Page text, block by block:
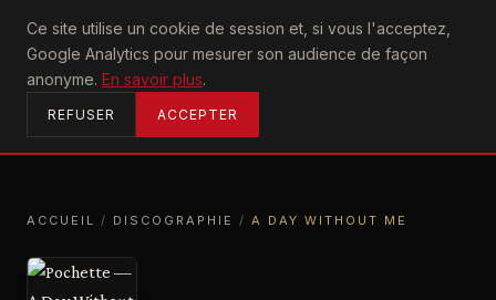
Ce site utilise un cookie de session et, si vous l'acceptez,
Google Analytics pour mesurer son audience de façon
anonyme. En savoir plus.
REFUSER ACCEPTER
U2achtung
ACCUEIL
ACCUEIL / DISCOGRAPHIE / A DAY WITHOUT ME